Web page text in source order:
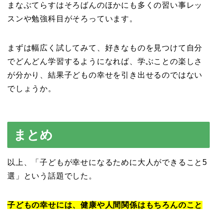
まなぶてらすはそろばんのほかにも多くの習い事レッ
スンや勉強科目がそろっています。
まずは幅広く試してみて、好きなものを見つけて自分
でどんどん学習するようになれば、学ぶことの楽しさ
が分かり、結果子どもの幸せを引き出せるのではない
でしょうか。
まとめ
以上、「子どもが幸せになるために大人ができること5
選」という話題でした。
子どもの幸せには、健康や人間関係はもちろんのこと